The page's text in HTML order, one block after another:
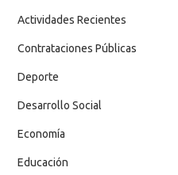
Actividades Recientes
Contrataciones Públicas
Deporte
Desarrollo Social
Economía
Educación